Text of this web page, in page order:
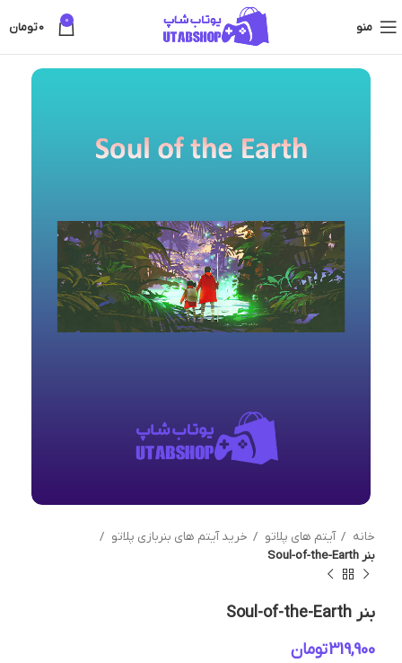
منو 0
0تومان
خانه آیتم های پلاتو
خرید آیتم های بنربازی پلاتو
بنر Soul-of-the-Earth
بنر Soul-of-the-Earth
تومان